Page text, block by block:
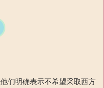
们明确表示不希望采取西方